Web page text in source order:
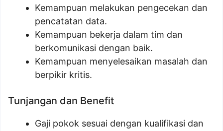
Kemampuan melakukan pengecekan dan
pencatatan data.
Kemampuan bekerja dalam tim dan
berkomunikasi dengan baik.
Kemampuan menyelesaikan masalah dan
berpikir kritis.
Tunjangan dan Benefit
Gaji pokok sesuai dengan kualifikasi dan